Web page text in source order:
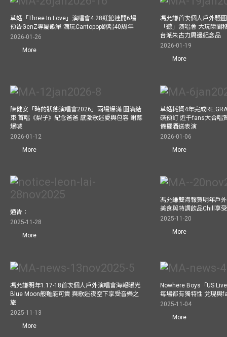
草蜢「Three In Love」演唱會4.28紅館連開6場
預告GenZ專屬歌單 潮玩Cantopop跳唱40周年
2026-01-26
More
馮允謙首次個人戶外騷
「聽」演唱會 大玩瞬
台派朱古力周邊紀念品
2026-01-19
More
陳健安「時的狀態演唱會2026」兩場爆滿 圓滿結
束 首唱《梨子》紀念爸爸 感激歌迷愛與包容 謝幕
爆喊
2026-01-12
More
草蜢耗資4年完成
碟預訂 近千fans大合唱
儀擺酒送表演
2026-01-06
More
通告：
2025-11-28
More
馮允謙雙海報賀明年戶
美食與特調飲品Chill享
2025-11-20
More
馮允謙明年1.17-18首次個人戶外演唱會海報曝光
Blue Moon般難能可貴 與歌迷夜空下享受音樂之
旅
2025-11-13
More
Nowhere Boys「US
每場都有獨特性 兌現與
2025-11-04
More